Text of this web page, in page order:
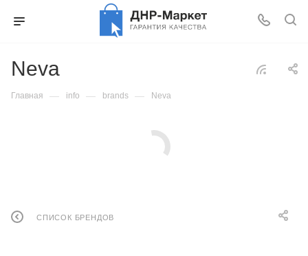
Neva
Главная — info — brands — Neva
СПИСОК БРЕНДОВ